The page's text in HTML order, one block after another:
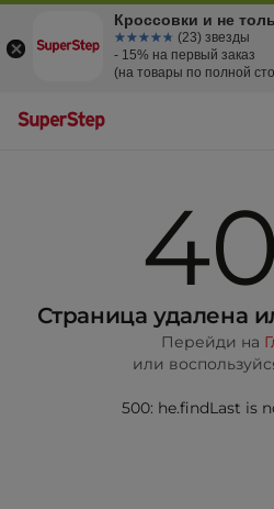
Страница удалена
Перейди на
или
500: he.findLast is
Кроссовки и не
☆☆☆☆☆
★★★★★ (23) звезды
- 15% на первый заказ
(на товары по полной